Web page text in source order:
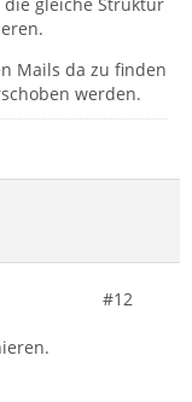
Mails da zu finden
werden.
#12